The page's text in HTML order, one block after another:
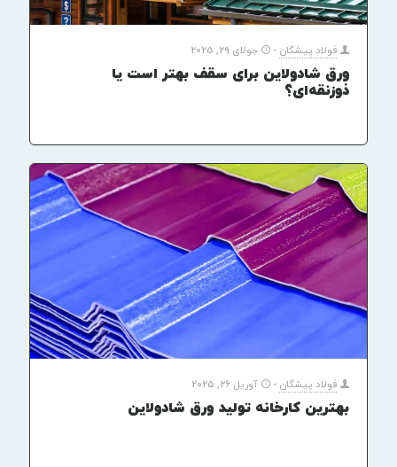
فولاد پیشگان - جولای 29, 2025
ورق شادولاین برای سقف بهتر است یا
ذوزنقه‌ای؟
فولاد پیشگان - آوریل 26, 2025
بهترین کارخانه تولید ورق شادولاین